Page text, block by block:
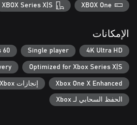
XBOX One
XBOX Series X|S
الإمكانات
4K Ultra HD
Single player
60 fps+
Optimized for Xbox Series X|S
Xbox One X Enhanced إنجازات Xbox
الحفظ السحابي لـ Xbox